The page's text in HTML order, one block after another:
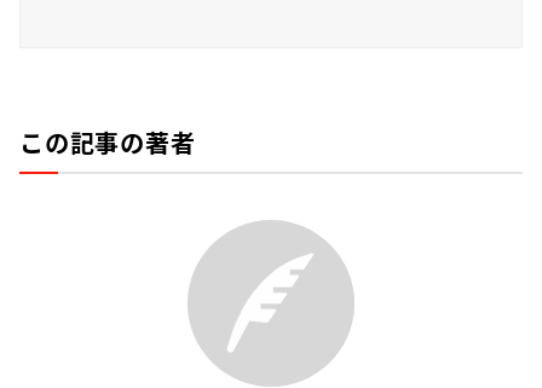
この記事の著者